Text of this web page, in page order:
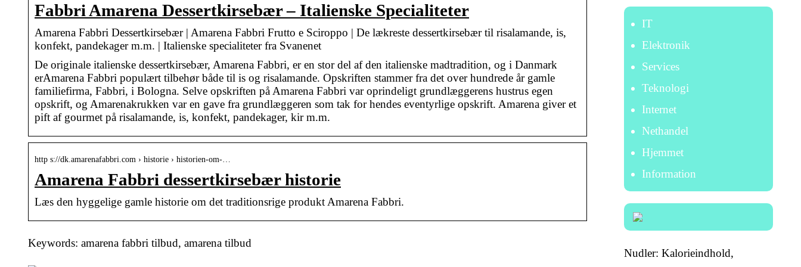
Fabbri Amarena Dessertkirsebær – Italienske Specialiteter
Amarena Fabbri Dessertkirsebær | Amarena Fabbri Frutto e Sciroppo | De lækreste dessertkirsebær til risalamande, is,
konfekt, pandekager m.m. | Italienske specialiteter fra Svanenet
De originale italienske dessertkirsebær, Amarena Fabbri, er en stor del af den italienske madtradition, og i Danmark
erAmarena Fabbri populært tilbehør både til is og risalamande. Opskriften stammer fra det over hundrede år gamle
familiefirma, Fabbri, i Bologna. Selve opskriften på Amarena Fabbri var oprindeligt grundlæggerens hustrus egen
opskrift, og Amarenakrukken var en gave fra grundlæggeren som tak for hendes eventyrlige opskrift. Amarena giver et
pift af gourmet på risalamande, is, konfekt, pandekager, kir m.m.
http s://dk.amarenafabbri.com › historie › historien-om-…
Amarena Fabbri dessertkirsebær historie
Læs den hyggelige gamle historie om det traditionsrige produkt Amarena Fabbri.
Keywords: amarena fabbri tilbud, amarena tilbud
IT
Elektronik
Services
Teknologi
Internet
Nethandel
Hjemmet
Information
Nudler: Kalorieindhold,